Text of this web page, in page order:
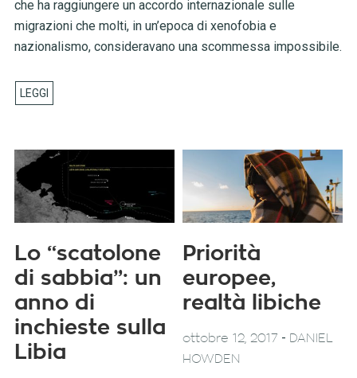
che ha raggiungere un accordo internazionale sulle
migrazioni che molti, in un’epoca di xenofobia e
nazionalismo, consideravano una scommessa impossibile.
Lo “scatolone
di sabbia”: un
anno di
inchieste sulla
Libia
Priorità
europee,
realtà libiche
ottobre 12, 2017 - DANIEL
HOWDEN